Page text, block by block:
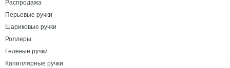
Распродажа
Перьевые ручки
Шариковые ручки
Роллеры
Гелевые ручки
Капиллярные ручки